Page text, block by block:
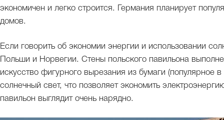
экономичен и легко строится. Германия планирует
домов.
Если говорить об экономии энергии и использовании
Польши и Норвегии. Стены польского павильона
искусство фигурного вырезания из бумаги (популярное
солнечный свет, что позволяет экономить
павильон выглядит очень нарядно.